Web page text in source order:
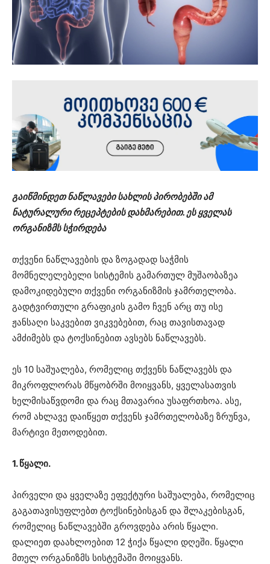
გაიწმინდეთ ნაწლავები სახლის პირობებში ამ
ნატურალური რეცეპტების დახმარებით. ეს ყველას
ორგანიზმს სჭირდება
თქვენი ნაწლავების და ზოგადად საჭმის
მომნელელებელი სისტემის გამართულ მუშაობაზეა
დამოკიდებული თქვენი ორგანიზმის ჯამრთელობა.
გადტვირთული გრაფიკის გამო ჩვენ არც თუ ისე
ჟანსაღი საკვებით ვიკვებებით, რაც თავისთავად
ამძიმებს და ტოქსინებით ავსებს ნაწლავებს.
ეს 10 საშუალება, რომელიც თქვენს ნაწლავებს და
მიკროფლორას მწყობრში მოიყვანს, ყველასათვის
ხელმისაწვდომი და რაც მთავარია უსაფრთხოა. ასე,
რომ ახლავე დაიწყეთ თქვენს ჯამრთელობაზე ზრუნვა,
მარტივი მეთოდებით.
1. წყალი.
პირველი და ყველაზე ეფექტური საშუალება, რომელიც
გაგათავისუფლებთ ტოქსინებისგან და შლაკებისგან,
რომელიც ნაწლავებში გროვდება არის წყალი.
დალიეთ დაახლოებით 12 ჭიქა წყალი დღეში. წყალი
მთელ ორგანიზმს სისტემაში მოიყვანს.